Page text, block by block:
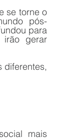
se torne o
pós-
para
irão gerar
diferentes,
mais